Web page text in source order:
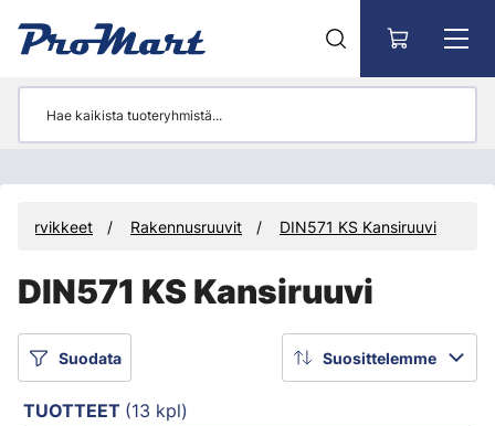
Rakennusruuvit DIN571 KS Kansiruuvi
DIN571 KS Kansiruuvi
Suodata Suosittelemme
TUOTTEET (13 kpl)